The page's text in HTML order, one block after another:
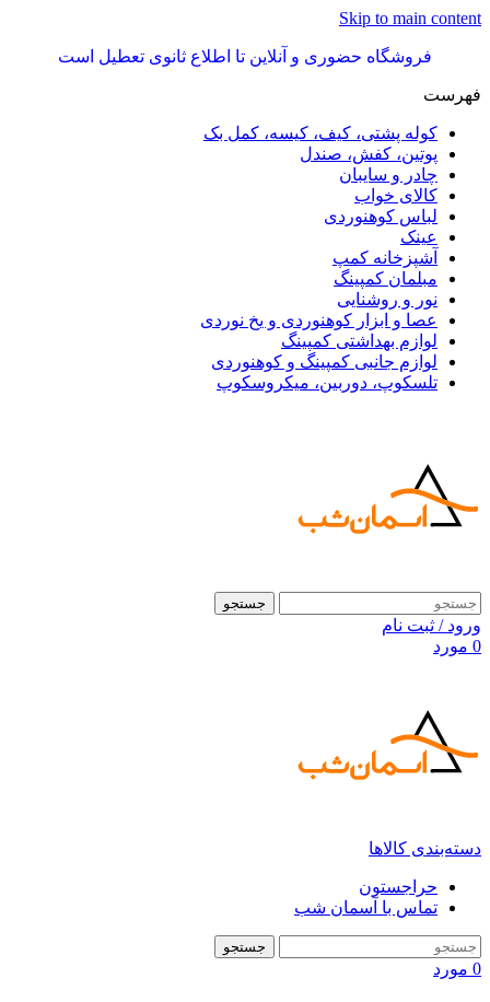
Skip to main content
فروشگاه حضوری و آنلاین تا اطلاع ثانوی تعطیل است
فهرست
کوله پشتی، کیف، کیسه، کمل بک
پوتین، کفش، صندل
چادر و سایبان
کالای خواب
لباس کوهنوردی
عینک
آشپزخانه کمپ
مبلمان کمپینگ
نور و روشنایی
عصا و ابزار کوهنوردی و یخ نوردی
لوازم بهداشتی کمپینگ
لوازم جانبی کمپینگ و کوهنوردی
تلسکوپ، دوربین، میکروسکوپ
جستجو
ورود / ثبت نام
0 مورد
دسته‌بندی کالاها
حراجستون
تماس با آسمان شب
جستجو
0 مورد